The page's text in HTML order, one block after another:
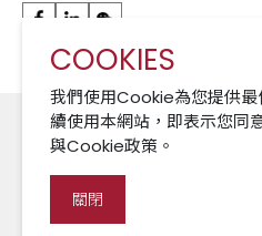
COOKIES
我們使用Cookie為您提供
續使用本網站，即表示您同
與Cookie政策。
關閉
華潤現代服
Cookies 政策
免責聲明
私隱政策